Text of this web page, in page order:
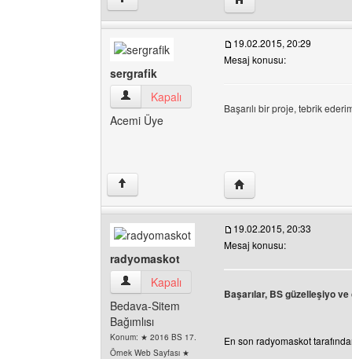
sergrafik
sergrafik Kullanıcının profilini görüntüle
Kapalı
Acemi Üye
19.02.2015, 20:29
Mesaj konusu:
Başarılı bir proje, tebrik
↑ Yazarın web sitesini
radyomaskot
radyomaskot Kullanıcının profilini görüntüle
Kapalı
Bedava-Sitem
Bağımlısı
Konum: ★ 2016 BS 17.
Örnek Web Sayfası ★
19.02.2015, 20:33
Mesaj konusu:
Başarılar, BS güzelleşiyo
En son radyomaskot